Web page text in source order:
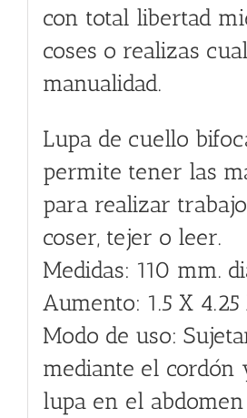
con total libertad
coses o realizas
manualidad.
Lupa de cuello
permite tener las
para realizar
coser, tejer o leer.
Medidas: 110 mm.
Aumento: 1.5 X 4.25
Modo de uso:
mediante el cordón
lupa en el